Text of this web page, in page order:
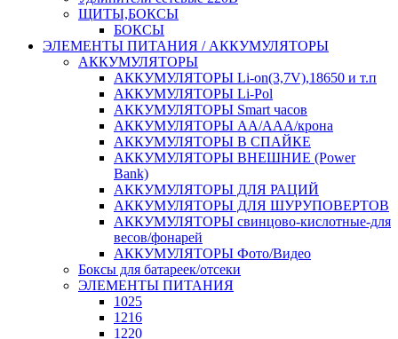
ЩИТЫ,БОКСЫ
БОКСЫ
ЭЛЕМЕНТЫ ПИТАНИЯ / АККУМУЛЯТОРЫ
АККУМУЛЯТОРЫ
АККУМУЛЯТОРЫ Li-on(3,7V),18650 и т.п
АККУМУЛЯТОРЫ Li-Pol
АККУМУЛЯТОРЫ Smart часов
АККУМУЛЯТОРЫ АА/ААА/крона
АККУМУЛЯТОРЫ В СПАЙКЕ
АККУМУЛЯТОРЫ ВНЕШНИЕ (Power
Bank)
АККУМУЛЯТОРЫ ДЛЯ РАЦИЙ
АККУМУЛЯТОРЫ ДЛЯ ШУРУПОВЕРТОВ
АККУМУЛЯТОРЫ свинцово-кислотные-для
весов/фонарей
АККУМУЛЯТОРЫ Фото/Видео
Боксы для батареек/отсеки
ЭЛЕМЕНТЫ ПИТАНИЯ
1025
1216
1220